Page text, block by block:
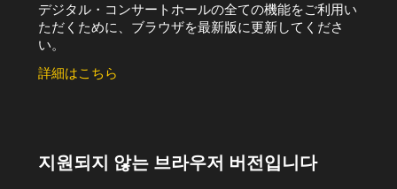
デジタル・コンサートホールの全ての機能をご利用い
ただくために、ブラウザを最新版に更新してくださ
い。
詳細はこちら
지원되지 않는 브라우저 버전입니다